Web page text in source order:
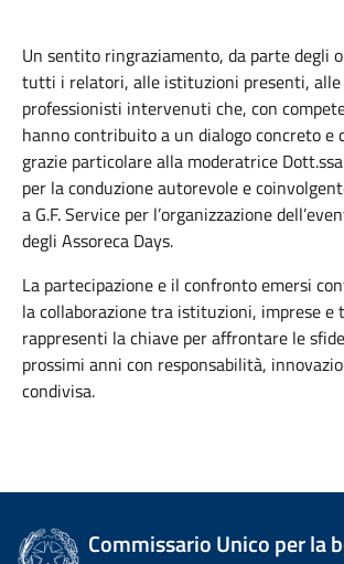
Un sentito ringraziamento, da parte degli
tutti i relatori, alle istituzioni presenti, alle
professionisti intervenuti che, con
hanno contribuito a un dialogo concreto e
grazie particolare alla moderatrice
per la conduzione autorevole e
a G.F. Service per l’organizzazione
degli Assoreca Days.
La partecipazione e il confronto emersi
la collaborazione tra istituzioni, imprese
rappresenti la chiave per affrontare le
prossimi anni con responsabilità,
condivisa.
Commissario Unico per la